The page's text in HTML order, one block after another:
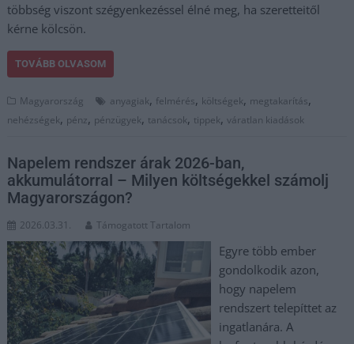
többség viszont szégyenkezéssel élné meg, ha szeretteitől
kérne kölcsön.
TOVÁBB OLVASOM
Magyarország anyagiak, felmérés, költségek, megtakarítás,
nehézségek, pénz, pénzügyek, tanácsok, tippek,váratlan kiadások
Napelem rendszer árak 2026-ban,
akkumulátorral – Milyen költségekkel számolj
Magyarországon?
2026.03.31. Támogatott Tartalom
Egyre több ember
gondolkodik azon,
hogy napelem
rendszert telepíttet az
ingatlanára. A